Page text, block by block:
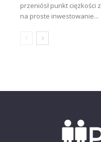
przeniósł punkt
na proste inwestowanie...